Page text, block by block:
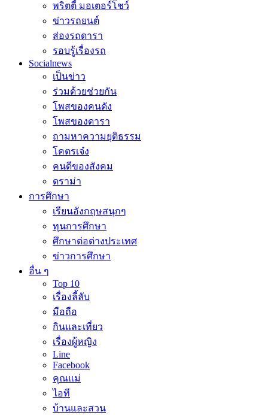
พริตตี้ มอเตอร์โชว์
ข่าวรถยนต์
ส่องรถดารา
รอบรู้เรื่องรถ
Socialnews
เป็นข่าว
ร่วมด้วยช่วยกัน
โพสของคนดัง
โพสของดารา
ถามหาความยุติธรรม
โคตรเจ๋ง
คนดีของสังคม
ดราม่า
การศึกษา
เรียนอังกฤษสนุกๆ
ทุนการศึกษา
ศึกษาต่อต่างประเทศ
ข่าวการศึกษา
อื่น ๆ
Top 10
เรื่องลี้ลับ
มือถือ
กินและเที่ยว
เรื่องผู้หญิง
Line
Facebook
คุณแม่
ไอที
บ้านและสวน